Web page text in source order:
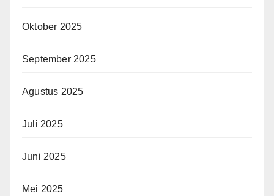
Oktober 2025
September 2025
Agustus 2025
Juli 2025
Juni 2025
Mei 2025